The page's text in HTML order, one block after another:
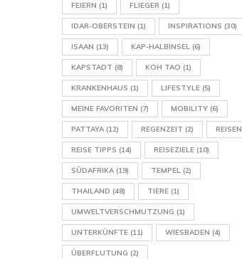
FEIERN (1) FLIEGER (1)
IDAR-OBERSTEIN (1) INSPIRATIONS (30)
ISAAN (13) KAP-HALBINSEL (6)
KAPSTADT (8) KOH TAO (1)
KRANKENHAUS (1) LIFESTYLE (5)
MEINE FAVORITEN (7) MOBILITY (6)
PATTAYA(12) REGENZEIT (2) REISEN
REISE TIPPS (14) REISEZIELE (10)
SÜDAFRIKA(19) TEMPEL (2)
THAILAND (48) TIERE (1)
UMWELTVERSCHMUTZUNG (1)
UNTERKÜNFTE (11) WIESBADEN (4)
ÜBERFLUTUNG (2)